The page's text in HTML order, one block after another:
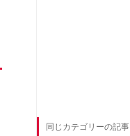
同じカテゴリーの記事